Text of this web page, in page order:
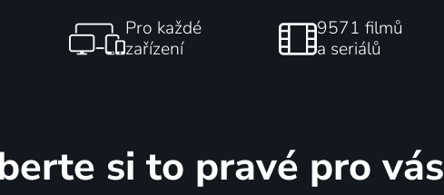
78 %
Pro každé
zařízení
9571 filmů
a seriálů
si to pravé pro vás